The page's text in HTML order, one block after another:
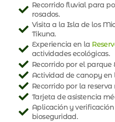
Recorrido fluvial para
rosados.
Visita a la Isla de los
Tikuna.
Experiencia en la
actividades ecológicas.
Recorrido por el
Actividad de canopy en
Recorrido por la
Tarjeta de asistencia
Aplicación y
bioseguridad.